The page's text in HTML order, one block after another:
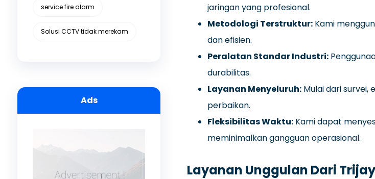
jaringan yang profesional.
Metodologi Terstruktur:Kami
dan efisien.
Peralatan Standar Industri:
durabilitas.
Layanan Menyeluruh:Mulai dari survei,
perbaikan.
Fleksibilitas Waktu:Kami dapat
meminimalkan gangguan operasional.
Layanan Unggulan Dari
service fire alarm
Solusi CCTV tidak merekam
Ads